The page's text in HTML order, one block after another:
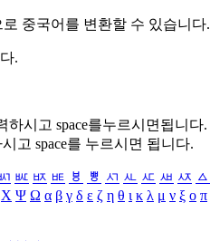
중국어를 변환할 수 있습니다.
.
하시고 space를누르시면됩니다.
고 space를 누르시면 됩니다.
ㅵ ㅶ ㅷ ㅸ ㅹ ㅺ ㅻ ㅼ ㅽ ㅾ ㅿ
Χ Ψ Ω α β γ δ ε ζ η θ ι κ λ μ ν ξ ο π